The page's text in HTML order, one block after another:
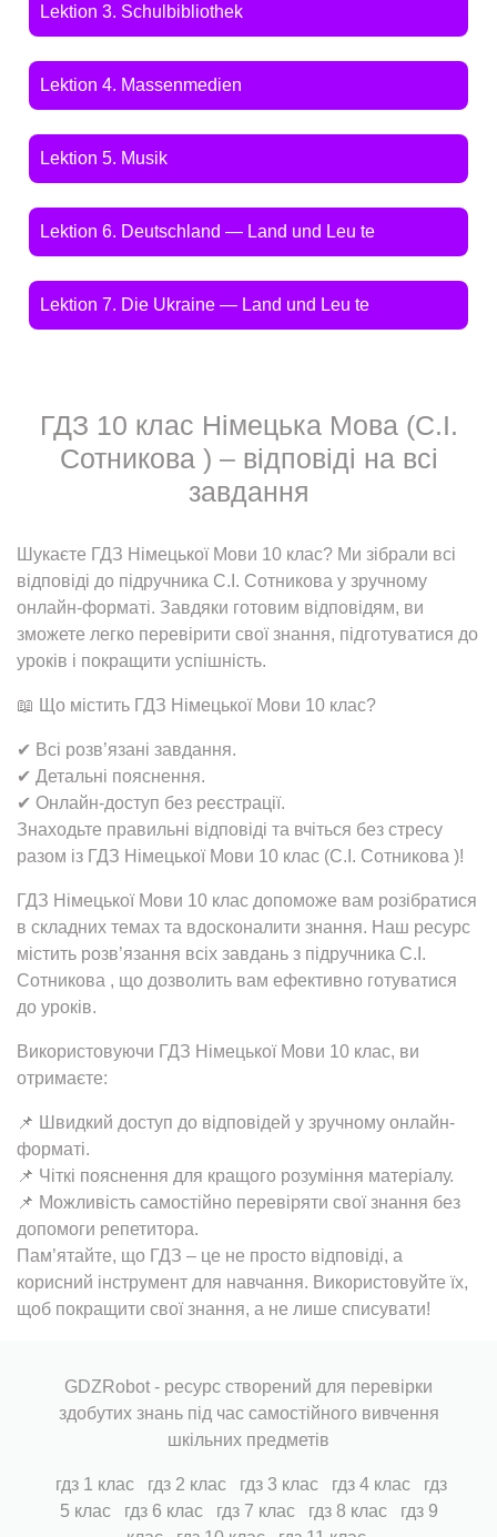
Lektion 3. Schulbibliothek
Lektion 4. Massenmedien
Lektion 5. Musik
Lektion 6. Deutschland — Land und Leu te
Lektion 7. Die Ukraine — Land und Leu te
ГДЗ 10 клас Німецька Мова (С.І.
Сотникова ) – відповіді на всі
завдання
Шукаєте ГДЗ Німецької Мови 10 клас? Ми зібрали всі
відповіді до підручника С.І. Сотникова у зручному
онлайн-форматі. Завдяки готовим відповідям, ви
зможете легко перевірити свої знання, підготуватися до
уроків і покращити успішність.
📖 Що містить ГДЗ Німецької Мови 10 клас?
✔ Всі розв’язані завдання.
✔ Детальні пояснення.
✔ Онлайн-доступ без реєстрації.
Знаходьте правильні відповіді та вчіться без стресу
разом із ГДЗ Німецької Мови 10 клас (С.І. Сотникова )!
ГДЗ Німецької Мови 10 клас допоможе вам розібратися
в складних темах та вдосконалити знання. Наш ресурс
містить розв’язання всіх завдань з підручника С.І.
Сотникова , що дозволить вам ефективно готуватися
до уроків.
Використовуючи ГДЗ Німецької Мови 10 клас, ви
отримаєте:
📌 Швидкий доступ до відповідей у зручному онлайн-
форматі.
📌 Чіткі пояснення для кращого розуміння матеріалу.
📌 Можливість самостійно перевіряти свої знання без
допомоги репетитора.
Пам’ятайте, що ГДЗ – це не просто відповіді, а
корисний інструмент для навчання. Використовуйте їх,
щоб покращити свої знання, а не лише списувати!
GDZRobot - ресурс створений для перевірки
здобутих знань під час самостійного вивчення
шкільних предметів
гдз 1 клас гдз 2 клас гдз 3 клас гдз 4 клас
гдз
5 клас
гдз 6 клас гдз 7 клас гдз 8 клас
гдз 9